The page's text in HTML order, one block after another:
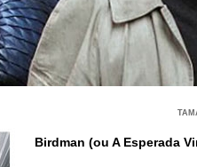
Birdman (ou A Esperada